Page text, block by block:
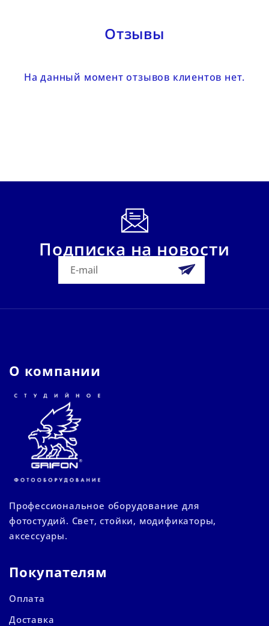
Отзывы
На данный момент отзывов клиентов нет.
Подписка на новости
О компании
Профессиональное оборудование для
фотостудий. Свет, стойки, модификаторы,
аксессуары.
Покупателям
Оплата
Доставка